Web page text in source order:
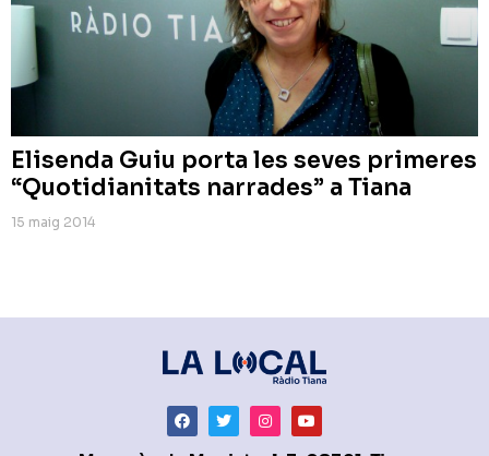
Elisenda Guiu porta les seves primeres
“Quotidianitats narrades” a Tiana
15 maig 2014